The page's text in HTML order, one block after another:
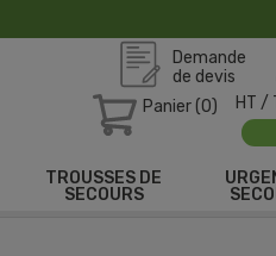
Demande
de devis
Panier (0) HT /
TROUSSES DE
SECOURS